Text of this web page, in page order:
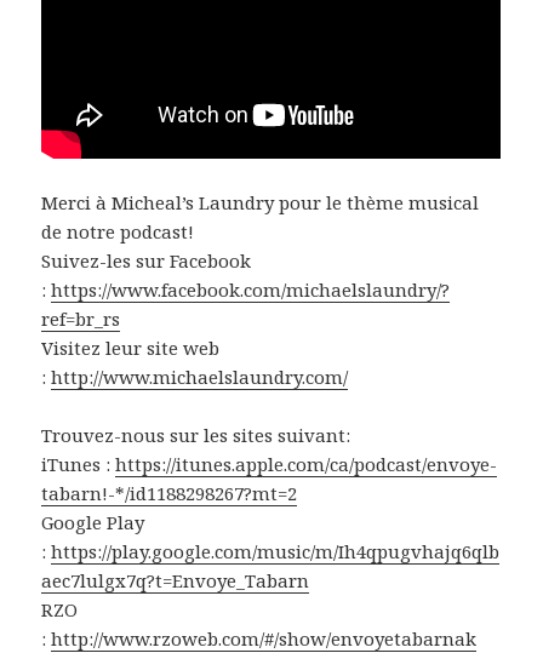
Merci à Micheal’s Laundry pour le thème musical
de notre podcast!
Suivez-les sur Facebook
:https://www.facebook.com/michaelslaundry/?
ref=br_rs
Visitez leur site web
:http://www.michaelslaundry.com/
Trouvez-nous sur les sites suivant:
iTunes :https://itunes.apple.com/ca/podcast/envoye-
tabarn!-*/id1188298267?mt=2
Google Play
:https://play.google.com/music/m/Ih4qpugvhajq6qlb
aec7lulgx7q?t=Envoye_Tabarn
RZO
:http://www.rzoweb.com/#/show/envoyetabarnak